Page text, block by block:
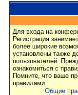
Для входа на
Регистрация
более широкие
установлены также
пользователей.
ознакомиться с
Помните, что ваше
правилами.
Общие